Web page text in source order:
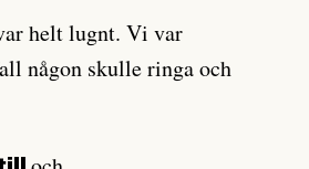
helt lugnt. Vi var
någon skulle ringa och